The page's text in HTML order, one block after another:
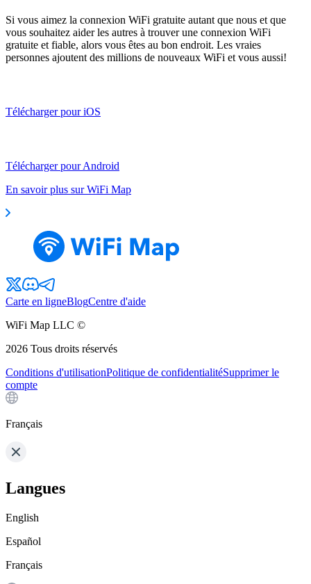
Si vous aimez la connexion WiFi gratuite autant que nous et que
vous souhaitez aider les autres à trouver une connexion WiFi
gratuite et fiable, alors vous êtes au bon endroit. Les vraies
personnes ajoutent des millions de nouveaux WiFi et vous aussi!
Télécharger pour iOS
Télécharger pour Android
En savoir plus sur WiFi Map
Carte en ligneBlogCentre d'aide
WiFi Map LLC ©
2026 Tous droits réservés
Conditions d'utilisationPolitique de confidentialitéSupprimer le
compte
Français
Langues
English
Español
Français